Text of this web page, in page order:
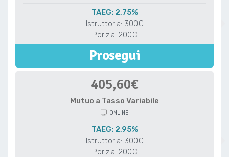
TAEG: 2,75%
Istruttoria: 300€
Perizia: 200€
Prosegui
405,60€
Mutuo a Tasso Variabile
ONLINE
TAEG: 2,95%
Istruttoria: 300€
Perizia: 200€